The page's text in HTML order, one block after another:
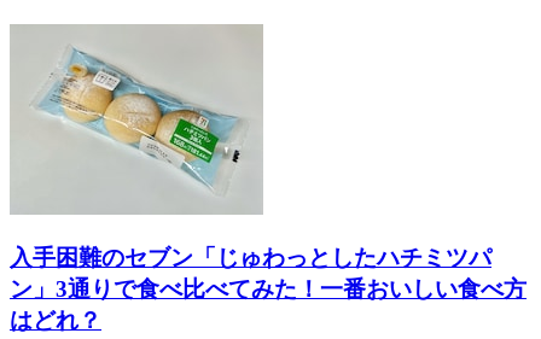
入手困難のセブン「じゅわっとしたハチミツパ
ン」3通りで食べ比べてみた！一番おいしい食べ方
はどれ？